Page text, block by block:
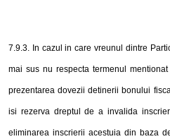
7.9.3. In cazul in care vreunul dintre
mai sus nu respecta termenul
prezentarea dovezii detinerii bonului
isi rezerva dreptul de a invalida
eliminarea inscrierii acestuia din baza